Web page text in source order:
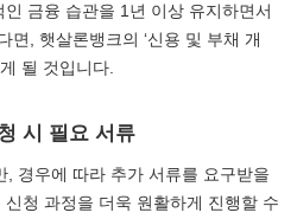
금융 습관을 1년 이상 유지하면서
면, 햇살론뱅크의 ‘신용 및 부채 개
될 것입니다.
시 필요 서류
, 경우에 따라 추가 서류를 요구받을
청 과정을 더욱 원활하게 진행할 수